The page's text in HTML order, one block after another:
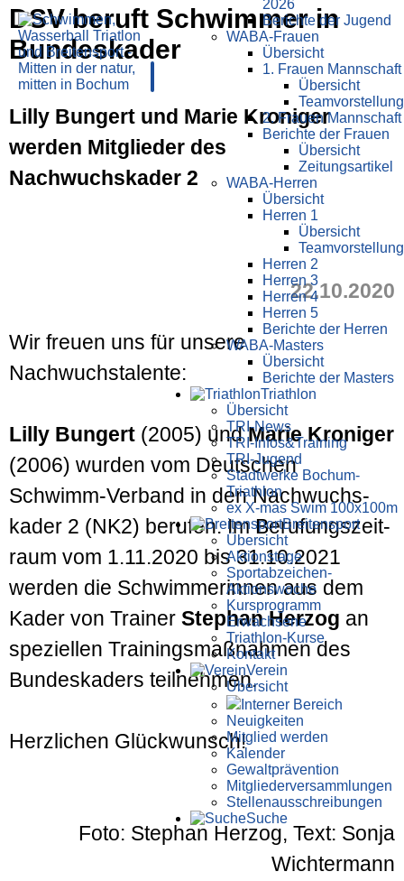
2026
Berichte der Jugend
WABA-Frauen
Übersicht
1. Frauen Mannschaft
Übersicht
Teamvorstellung
2. Frauen Mannschaft
Berichte der Frauen
Übersicht
Zeitungsartikel
WABA-Herren
Übersicht
Herren 1
Übersicht
Teamvorstellung
Herren 2
Herren 3
Herren 4
Herren 5
Berichte der Herren
WABA-Masters
Übersicht
Berichte der Masters
Triathlon
Übersicht
TRI-News
TRI-Infos&Training
TRI-Jugend
Stadtwerke Bochum-
Triathlon
ex X-mas Swim 100x100m
Breiten­sport
Übersicht
Aktionstage
Sportabzeichen-
Aktionswoche
Kursprogramm
Erwachsene
Triathlon-Kurse
Kontakt
Verein
Übersicht
Interner Bereich
Neuigkeiten
Mitglied werden
Kalender
Gewaltprävention
Mitglieder­versammlungen
Stellen­aus­schrei­bungen
Suche
DSV beruft Schwimmer in
Bundeskader
Lilly Bungert und Marie Kroniger
werden Mitglieder des
Nachwuchskader 2
22.10.2020
Wir freuen uns für unsere
Nachwuchstalente:
Lilly Bungert (2005) undMarie Kroniger
(2006) wurden vom Deutschen
Schwimm-Verband in den Nach­wuchs­
kader 2 (NK2) berufen. Im Berufungs­zeit­
raum vom 1.11.2020 bis 31.10.2021
werden die Schwimmerinnen aus dem
Kader von Trainer Stephan Herzog an
speziellen Trainings­maß­nahmen des
Bundes­kaders teil­nehmen.
Herz­lichen Glück­wunsch!
Foto: Stephan Herzog, Text: Sonja
Wichtermann